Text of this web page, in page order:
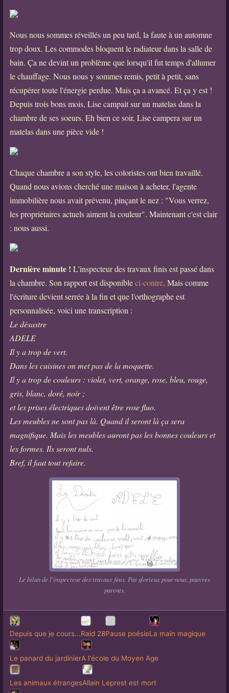
Nous nous sommes réveillés un peu tard, la faute à un automne
trop doux. Les commodes bloquent le radiateur dans la salle de
bain. Ça ne devint un problème que lorsqu'il fut temps d'allumer
le chauffage. Nous nous y sommes remis, petit à petit, sans
récupérer toute l'énergie perdue. Mais ça a avancé. Et ça y est !
Depuis trois bons mois, Lise campait sur un matelas dans la
chambre de ses soeurs. Eh bien ce soir, Lise campera sur un
matelas dans une pièce vide !
Chaque chambre a son style, les coloristes ont bien travaillé.
Quand nous avions cherché une maison à acheter, l'agente
immobilière nous avait prévenu, pinçant le nez : "Vous verrez,
les propriétaires actuels aiment la couleur". Maintenant c'est clair
: nous aussi.
Dernière minute ! L'inspecteur des travaux finis est passé dans
la chambre. Son rapport est disponibleci-contre. Mais comme
l'écriture devient serrée à la fin et que l'orthographe est
personnalisée, voici une transcription :
Le désastre
ADELE
Il y a trop de vert.
Dans les cuisines on met pas de la moquette.
Il y a trop de couleurs : violet, vert, orange, rose, bleu, rouge,
gris, blanc, doré, noir ;
et les prises électriques doivent être rose fluo.
Les meubles ne sont pas là. Quand il seront là ça sera
magnifique. Mais les meubles auront pas les bonnes couleurs et
les formes. Ils seront nuls.
Bref, il faut tout refaire.
Le bilan de l'inspecteur des travaux finis. Pas glorieux pour nous, pauvres
parents.
Depuis que je cours...Raid 28Pause poésieLa main magique
Le panard du jardinierA l'école du Moyen Age
Les animaux étrangesAllain Leprest est mort